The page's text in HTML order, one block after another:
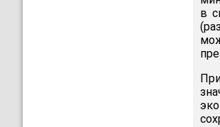
в